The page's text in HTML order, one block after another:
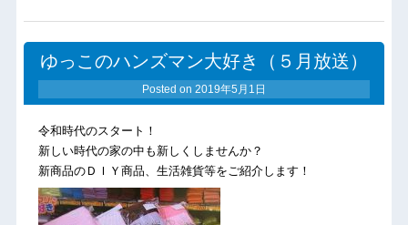
ゆっこのハンズマン大好き（５月放送）
Posted on 2019年5月1日
令和時代のスタート！
新しい時代の家の中も新しくしませんか？
新商品のＤＩＹ商品、生活雑貨等をご紹介します！